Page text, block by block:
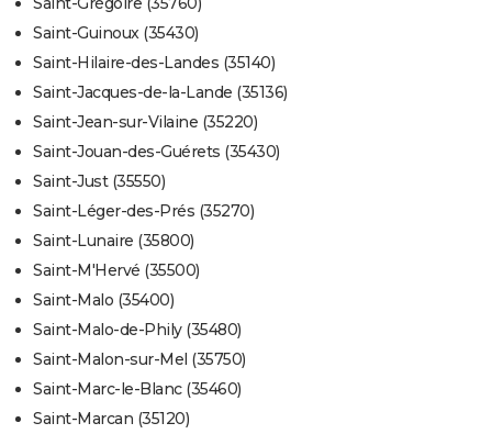
Saint-Guinoux (35430)
Saint-Hilaire-des-Landes (35140)
Saint-Jacques-de-la-Lande (35136)
Saint-Jean-sur-Vilaine (35220)
Saint-Jouan-des-Guérets (35430)
Saint-Just (35550)
Saint-Léger-des-Prés (35270)
Saint-Lunaire (35800)
Saint-M'Hervé (35500)
Saint-Malo (35400)
Saint-Malo-de-Phily (35480)
Saint-Malon-sur-Mel (35750)
Saint-Marc-le-Blanc (35460)
Saint-Marcan (35120)